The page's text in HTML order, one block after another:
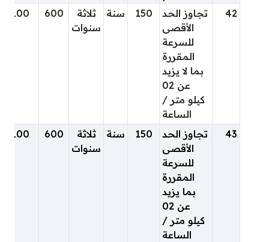
42
تجاوز الحد
الأقصى
للسرعة
المقررة
بما لا يزيد
عن 02
كيلو متر /
الساعة
150 سنة
ثلاثة
سنوات
600
100
43
تجاوز الحد
الأقصى
للسرعة
المقررة
بما يزيد
عن 02
كيلو متر /
الساعة
150 سنة
ثلاثة
سنوات
600
100